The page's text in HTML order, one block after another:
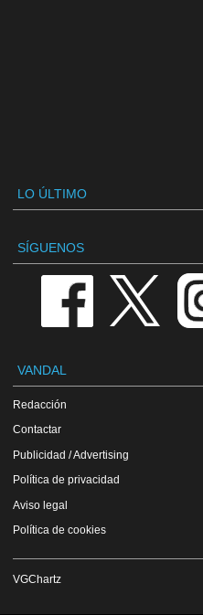
LO ÚLTIMO
SÍGUENOS
VANDAL
Redacción
Contactar
Publicidad / Advertising
Política de privacidad
Aviso legal
Política de cookies
VGChartz